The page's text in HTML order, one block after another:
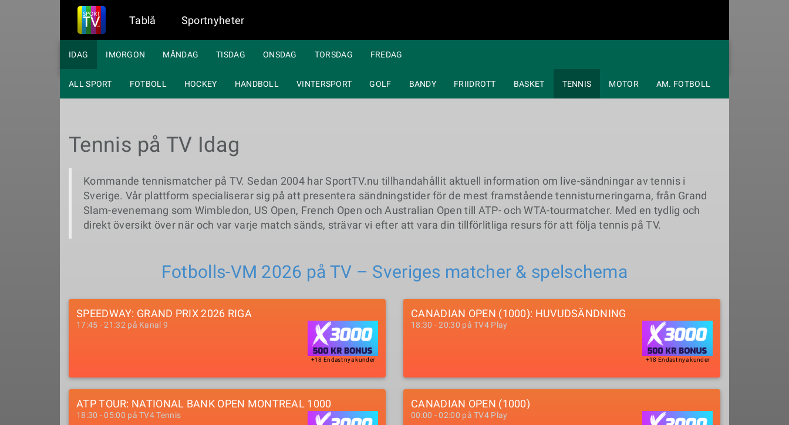
Tablå Sportnyheter
IDAG IMORGON MÅNDAG TISDAG ONSDAG TORSDAG FREDAG
ALL SPORT FOTBOLL HOCKEY HANDBOLL VINTERSPORT GOLF BANDY FRIIDROTT BASKET TENNIS MOTOR AM. FOTBOLL
Tennis på TV Idag
Kommande tennismatcher på TV. Sedan 2004 har SportTV.nu tillhandahållit aktuell information om live-sändningar av tennis i
Sverige. Vår plattform specialiserar sig på att presentera sändningstider för de mest framstående tennisturneringarna, från Grand
Slam-evenemang som Wimbledon, US Open, French Open och Australian Open till ATP- och WTA-tourmatcher. Med en tydlig och
direkt översikt över när och var varje match sänds, strävar vi efter att vara din tillförlitliga resurs för att följa tennis på TV.
Fotbolls-VM 2026 på TV – Sveriges matcher & spelschema
SPEEDWAY: GRAND PRIX 2026 RIGA
17:45 - 21:32 på Kanal 9
+18 Endast nya kunder
CANADIAN OPEN (1000): HUVUDSÄNDNING
18:30 - 20:30 på TV4 Play
+18 Endast nya kunder
ATP TOUR: NATIONAL BANK OPEN MONTREAL 1000
18:30 - 05:00 på TV4 Tennis
CANADIAN OPEN (1000)
00:00 - 02:00 på TV4 Play